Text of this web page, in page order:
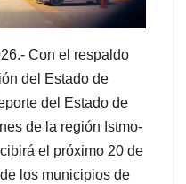
Con el respaldo
del Estado de
del Estado de
de la región Istmo-
el próximo 20 de
los municipios de